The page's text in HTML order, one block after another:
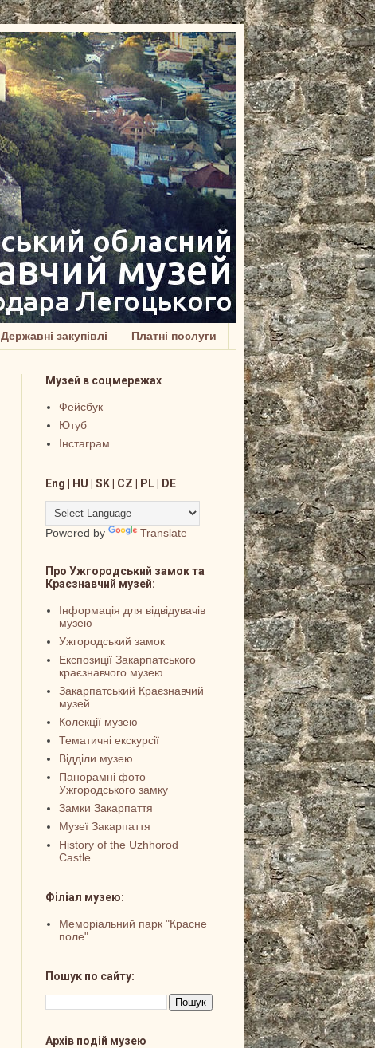
Державні закупівлі Платні послуги
Музей в соцмережах
Фейсбук
Ютуб
Інстаграм
Eng | HU | SK | CZ | PL | DE
Powered by Translate
Про Ужгородський замок та
Краєзнавчий музей:
Інформація для відвідувачів
музею
Ужгородський замок
Експозиції Закарпатського
краєзнавчого музею
Закарпатський Краєзнавчий
музей
Колекції музею
Тематичні екскурсії
Відділи музею
Панорамні фото
Ужгородського замку
Замки Закарпаття
Музеї Закарпаття
History of the Uzhhorod
Castle
Філіал музею:
Меморіальний парк "Красне
поле"
Пошук по сайту:
Архів подій музею